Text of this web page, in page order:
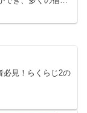
必見！らくらじ2の